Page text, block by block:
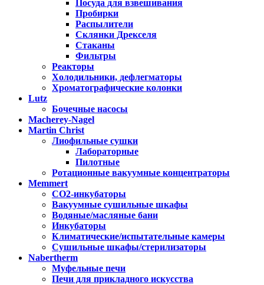
Посуда для взвешивания
Пробирки
Распылители
Склянки Дрекселя
Стаканы
Фильтры
Реакторы
Холодильники, дефлегматоры
Хроматографические колонки
Lutz
Бочечные насосы
Macherey-Nagel
Martin Christ
Лиофильные сушки
Лабораторные
Пилотные
Ротационные вакуумные концентраторы
Memmert
CO2-инкубаторы
Вакуумные сушильные шкафы
Водяные/масляные бани
Инкубаторы
Климатические/испытательные камеры
Сушильные шкафы/стерилизаторы
Nabertherm
Муфельные печи
Печи для прикладного искусства